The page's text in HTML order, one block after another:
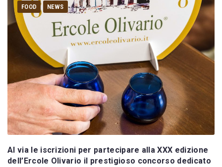
FOOD NEWS
Al via le iscrizioni per partecipare alla XXX edizione
dell’Ercole Olivario il prestigioso concorso dedicato